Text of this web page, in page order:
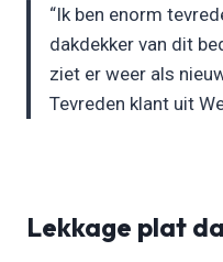
“Ik ben enorm
dakdekker van dit
ziet er weer als
Tevreden klant uit
Lekkage plat